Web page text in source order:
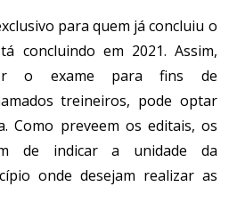
para quem já concluiu o
concluindo em 2021. Assim,
o exame para fins de
treineiros, pode optar
Como preveem os editais, os
de indicar a unidade da
onde desejam realizar as